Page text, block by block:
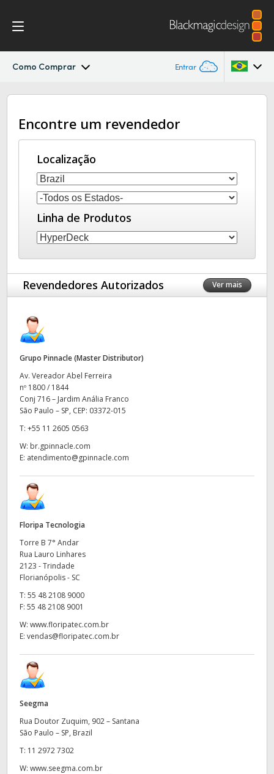
Como Comprar Entrar
HyperDeck Studio
Modelos
Workflow
Blackmagic OS
Multicâmera
DaVinci Resolve Replay
Especificações
Australia
Austria
Brazil
Canada
China
Denmark
Finland
Hong Kong SAR, China
India
Italy
Japan
Malaysia
Netherlands
New Zealand
Norway
Poland
Portugal
South Africa
Spain
Encontre um revendedor
Localização
Linha de Produtos
Revendedores Autorizados Ver mais
Grupo Pinnacle (Master Distributor)
Av. Vereador Abel Ferreira
nº 1800 / 1844
Conj 716 – Jardim Anália Franco
São Paulo – SP, CEP: 03372-015
T: +55 11 2605 0563
W: br.gpinnacle.com
E: atendimento@gpinnacle.com
Floripa Tecnologia
Torre B 7° Andar
Rua Lauro Linhares
2123 - Trindade
Florianópolis - SC
T: 55 48 2108 9000
F: 55 48 2108 9001
W: www.floripatec.com.br
E: vendas@floripatec.com.br
Seegma
Rua Doutor Zuquim, 902 – Santana
São Paulo – SP, Brazil
T: 11 2972 7302
W: www.seegma.com.br